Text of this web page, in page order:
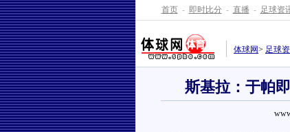
首页 - 即时比分 - 直播 - 足球资
体球网> 足球
斯基拉：于帕